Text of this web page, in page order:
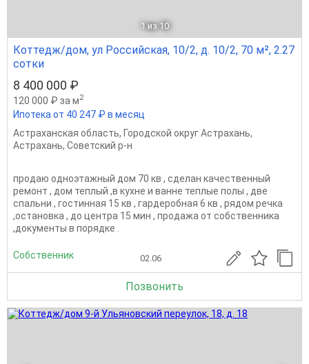
1 из 10
Коттедж/дом, ул Российская, 10/2, д. 10/2, 70 м², 2.27
сотки
8 400 000 ₽
120 000 ₽ за м2
Ипотека от 40 247 ₽ в месяц
Астраханская область, Городской округ Астрахань,
Астрахань, Советский р-н
продаю одноэтажный дом 70 кв , сделан качественный
ремонт , дом теплый ,в кухне и ванне теплые полы , две
спальни , гостинная 15 кв , гардеробная 6 кв , рядом речка
,остановка , до центра 15 мин , продажа от собственника
,документы в порядке .
Собственник 02.06
Позвонить